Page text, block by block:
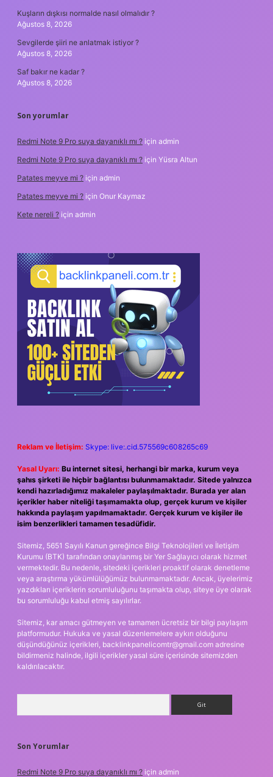
Kuşların dışkısı normalde nasıl olmalıdır ?
Ağustos 8, 2026
Sevgilerde şiiri ne anlatmak istiyor ?
Ağustos 8, 2026
Saf bakır ne kadar ?
Ağustos 8, 2026
Son yorumlar
Redmi Note 9 Pro suya dayanıklı mı ? için admin
Redmi Note 9 Pro suya dayanıklı mı ? için Yüsra Altun
Patates meyve mi ? için admin
Patates meyve mi ? için Onur Kaymaz
Kete nereli ? için admin
Reklam ve İletişim: Skype: live:.cid.575569c608265c69
Yasal Uyarı: Bu internet sitesi, herhangi bir marka, kurum veya
şahıs şirketi ile hiçbir bağlantısı bulunmamaktadır. Sitede yalnızca
kendi hazırladığımız makaleler paylaşılmaktadır. Burada yer alan
içerikler haber niteliği taşımamakta olup, gerçek kurum ve kişiler
hakkında paylaşım yapılmamaktadır. Gerçek kurum ve kişiler ile
isim benzerlikleri tamamen tesadüfidir.
Sitemiz, 5651 Sayılı Kanun gereğince Bilgi Teknolojileri ve İletişim
Kurumu (BTK) tarafından onaylanmış bir Yer Sağlayıcı olarak hizmet
vermektedir. Bu nedenle, sitedeki içerikleri proaktif olarak denetleme
veya araştırma yükümlülüğümüz bulunmamaktadır. Ancak, üyelerimiz
yazdıkları içeriklerin sorumluluğunu taşımakta olup, siteye üye olarak
bu sorumluluğu kabul etmiş sayılırlar.
Sitemiz, kar amacı gütmeyen ve tamamen ücretsiz bir bilgi paylaşım
platformudur. Hukuka ve yasal düzenlemelere aykırı olduğunu
düşündüğünüz içerikleri, backlinkpanelicomtr@gmail.com adresine
bildirmeniz halinde, ilgili içerikler yasal süre içerisinde sitemizden
kaldırılacaktır.
Son Yorumlar
Redmi Note 9 Pro suya dayanıklı mı ? için admin